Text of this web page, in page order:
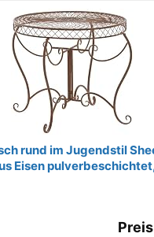
rund im Jugendstil
Eisen
perfekt für